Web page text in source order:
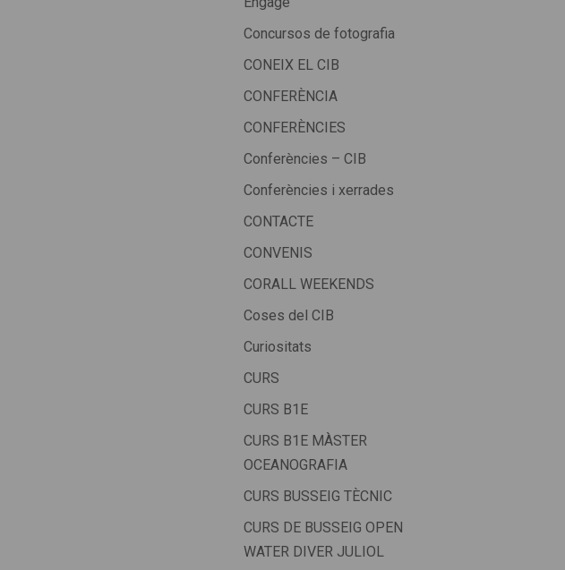
Concursos de fotografia
CONEIX EL CIB
CONFERÈNCIA
CONFERÈNCIES
Conferències – CIB
Conferències i xerrades
CONTACTE
CONVENIS
CORALL WEEKENDS
Coses del CIB
Curiositats
CURS
CURS B1E
CURS B1E MÀSTER
OCEANOGRAFIA
CURS BUSSEIG TÈCNIC
CURS DE BUSSEIG OPEN
WATER DIVER JULIOL